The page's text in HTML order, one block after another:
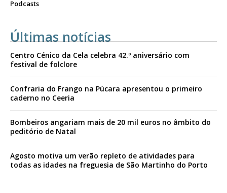
Podcasts
Últimas notícias
Centro Cénico da Cela celebra 42.º aniversário com
festival de folclore
Confraria do Frango na Púcara apresentou o primeiro
caderno no Ceeria
Bombeiros angariam mais de 20 mil euros no âmbito do
peditório de Natal
Agosto motiva um verão repleto de atividades para
todas as idades na freguesia de São Martinho do Porto